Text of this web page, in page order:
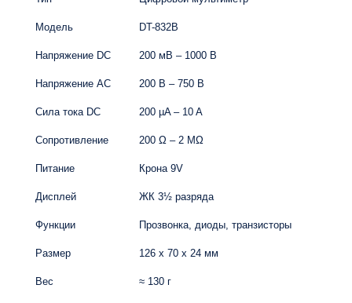
Модель DT-832B
Напряжение DC 200 мВ – 1000 В
Напряжение AC 200 В – 750 В
Сила тока DC 200 µA – 10 A
Сопротивление 200 Ω – 2 MΩ
Питание Крона 9V
Дисплей ЖК 3½ разряда
Функции Прозвонка, диоды, транзисторы
Размер 126 х 70 х 24 мм
Вес ≈ 130 г